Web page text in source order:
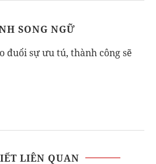
SONG NGỮ
đuổi sự ưu tú, thành công sẽ
LIÊN QUAN